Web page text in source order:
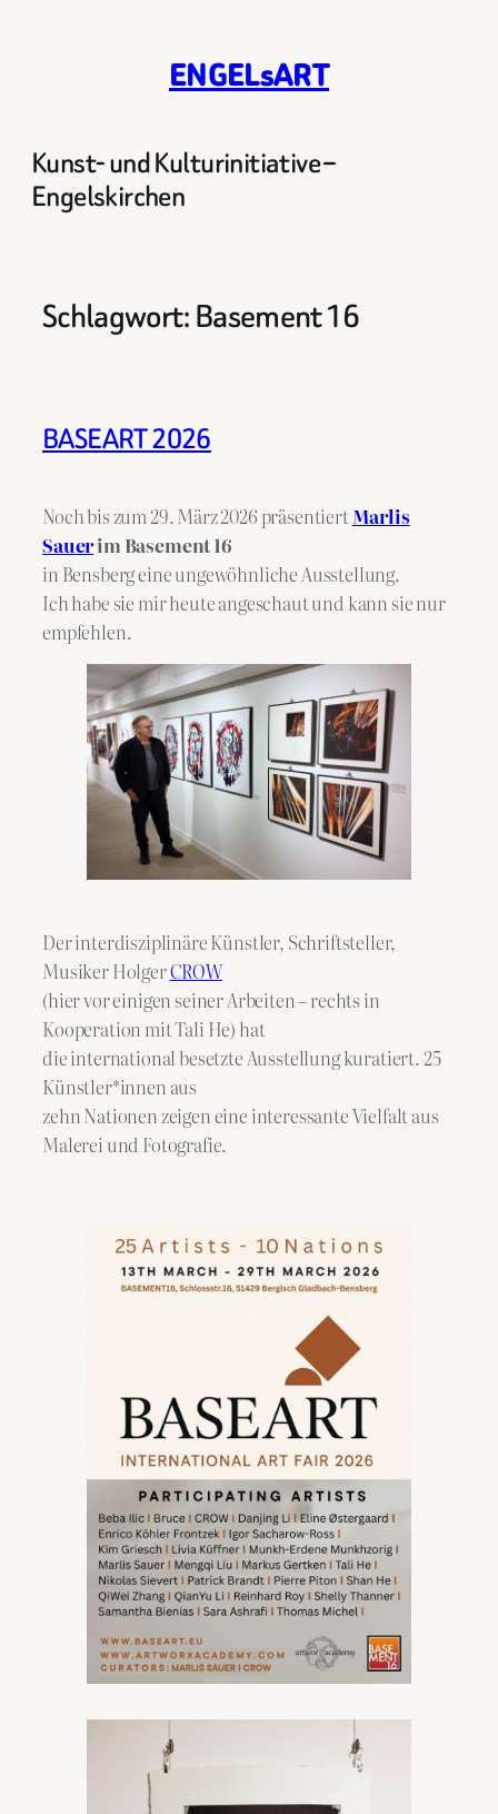
ENGELsART
Kunst- und Kulturinitiative –
Engelskirchen
Schlagwort:Basement 16
BASEART 2026
Noch bis zum 29. März 2026 präsentiertMarlis
Sauerim Basement 16
in Bensberg eine ungewöhnliche Ausstellung.
Ich habe sie mir heute angeschaut und kann sie nur
empfehlen.
Der interdisziplinäre Künstler, Schriftsteller,
Musiker HolgerCROW
(hier vor einigen seiner Arbeiten – rechts in
Kooperation mit Tali He) hat
die international besetzte Ausstellung kuratiert. 25
Künstler*innen aus
zehn Nationen zeigen eine interessante Vielfalt aus
Malerei und Fotografie.